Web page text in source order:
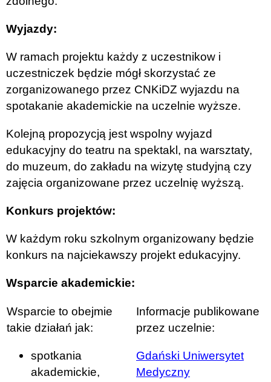
Wyjazdy:
W ramach projektu każdy z uczestnikow i
uczestniczek będzie mógł skorzystać ze
zorganizowanego przez CNKiDZ wyjazdu na
spotakanie akademickie na uczelnie wyższe.
Kolejną propozycją jest wspolny wyjazd
edukacyjny do teatru na spektakl, na warsztaty,
do muzeum, do zakładu na wizytę studyjną czy
zajęcia organizowane przez uczelnię wyższą.
Konkurs projektów:
W każdym roku szkolnym organizowany będzie
konkurs na najciekawszy projekt edukacyjny.
Wsparcie akademickie:
Wsparcie to obejmie
takie działań jak:
spotkania
akademickie,
Informacje publikowane
przez uczelnie:
Gdański Uniwersytet
Medyczny